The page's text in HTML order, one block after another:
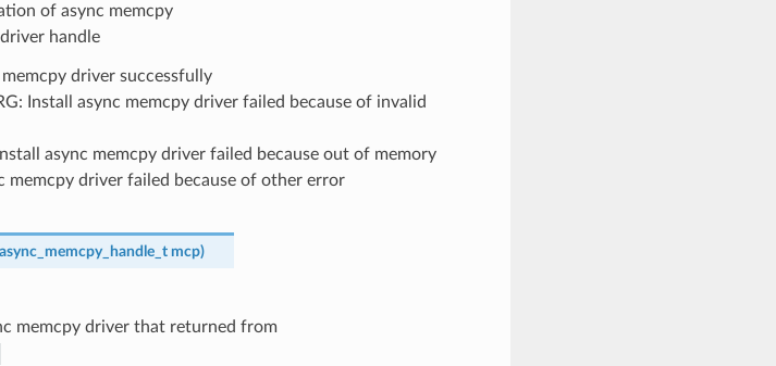
of async memcpy
handle
memcpy driver successfully
Install async memcpy driver failed because of invalid
async memcpy driver failed because out of memory
memcpy driver failed because of other error
mcp)
memcpy driver that returned from